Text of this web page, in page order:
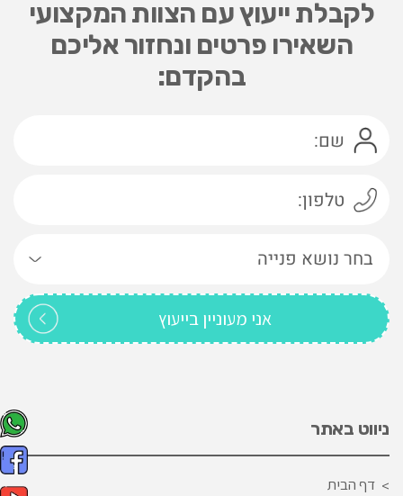
לקבלת ייעוץ עם הצוות המקצועי
השאירו פרטים ונחזור אליכם
בהקדם:
ניווט באתר
דף הבית